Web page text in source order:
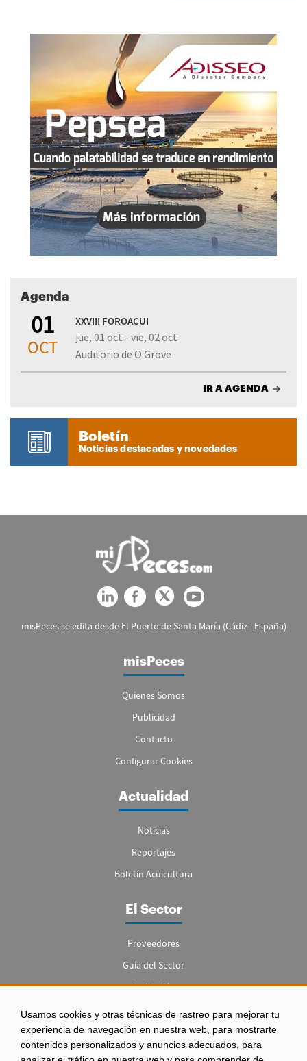
Usamos cookies y otras técnicas de rastreo para mejorar tu
experiencia de navegación en nuestra web, para mostrarte
contenidos personalizados y anuncios adecuados, para
Agenda
01
OCT
XXVIII FOROACUI
jue, 01 oct - vie, 02 oct
Auditorio de O Grove
IR A AGENDA
Boletín
Noticias destacadas y novedades
misPeces se edita desde El Puerto de Santa María (Cádiz - España)
misPeces
Quienes Somos
Publicidad
Contacto
Configurar Cookies
Actualidad
Noticias
Reportajes
Boletín Acuicultura
El Sector
Proveedores
Guía del Sector
Legislación
Empleo